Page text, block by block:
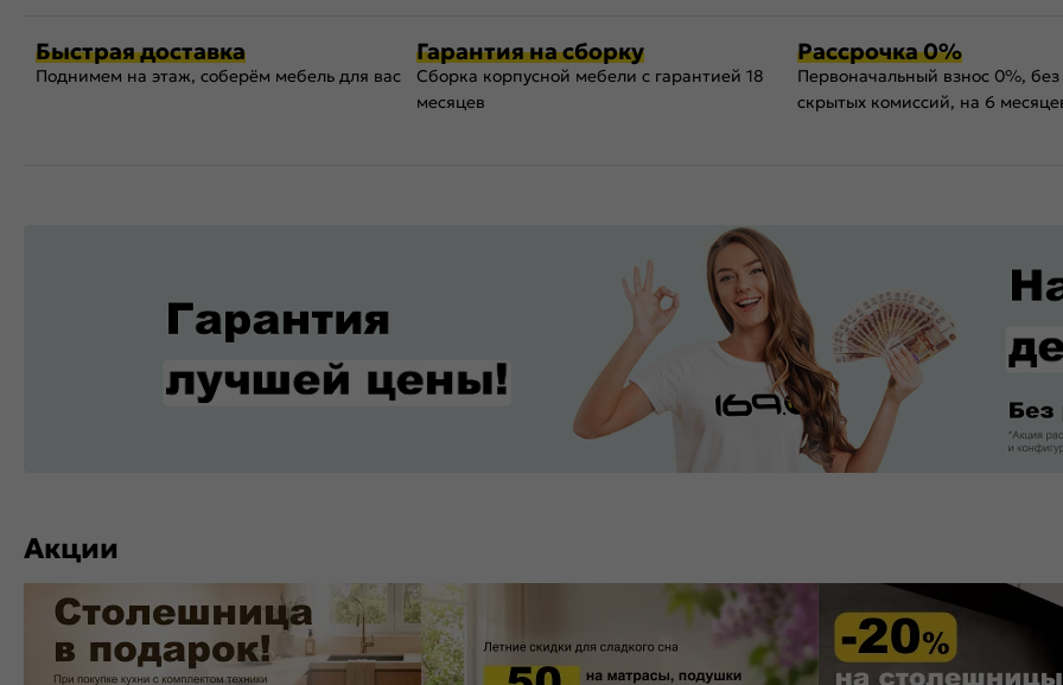
Быстрая доставка
Поднимем на этаж, соберём мебель для вас
Гарантия на сборку
Сборка корпусной мебели с гарантией 18
месяцев
Рассрочка 0%
Первоначальный взнос 0%,
скрытых комиссий, на 6
Акции